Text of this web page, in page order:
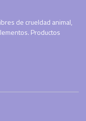
de crueldad animal,
Productos